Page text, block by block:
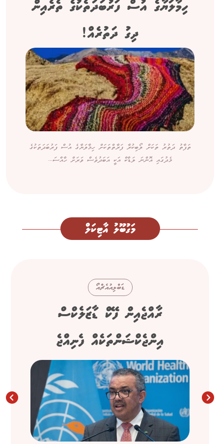
ހިމާލަޔާގެ އުސް ފަރުބަދަތެކުގެ ތެރެއިން
ދިގު ދަތުރެއް!
ތަފާތު ދަތުރު ތަކަށް ލޯބިކުރާ ފަރާތްތަކަށް ހިމާލަޔާގެ އުސް ފަރުބަދަތަކުގެ
މެދުގައި އޮންނަ ލަޑާކް އަކީ އަބަދުވެސް ވަރަށް ހާއްސަ...
މަގުބޫލު އާޓިކަލް
ޑަބްލިއުއެޗްއޯ
ރާއްޖެއިން ފޭކް ޑާޒަލެކްސް
އިންޖެކްޝަންތަކެއް ފެނިއްޖެ